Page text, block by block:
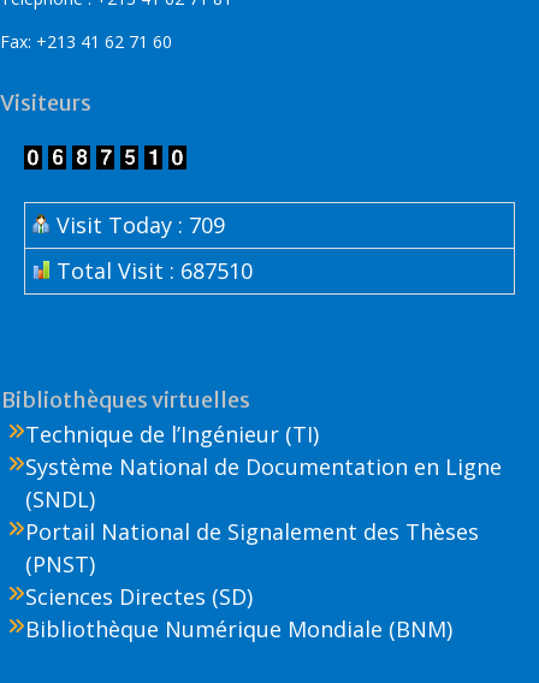
Fax: +213 41 62 71 60
Visiteurs
Visit Today : 709
Total Visit : 687510
Bibliothèques virtuelles
Technique de l’Ingénieur (TI)
Système National de Documentation en Ligne
(SNDL)
Portail National de Signalement des Thèses
(PNST)
Sciences Directes (SD)
Bibliothèque Numérique Mondiale (BNM)